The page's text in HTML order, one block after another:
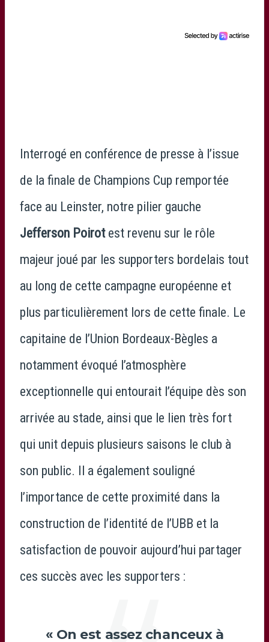
Interrogé en conférence de presse à l’issue
de la finale de Champions Cup remportée
face au Leinster, notre pilier gauche
Jefferson Poirotest revenu sur le rôle
majeur joué par les supporters bordelais tout
au long de cette campagne européenne et
plus particulièrement lors de cette finale. Le
capitaine de l’Union Bordeaux-Bègles a
notamment évoqué l’atmosphère
exceptionnelle qui entourait l’équipe dès son
arrivée au stade, ainsi que le lien très fort
qui unit depuis plusieurs saisons le club à
son public. Il a également souligné
l’importance de cette proximité dans la
construction de l’identité de l’UBB et la
satisfaction de pouvoir aujourd’hui partager
ces succès avec les supporters :
« On est assez chanceux à